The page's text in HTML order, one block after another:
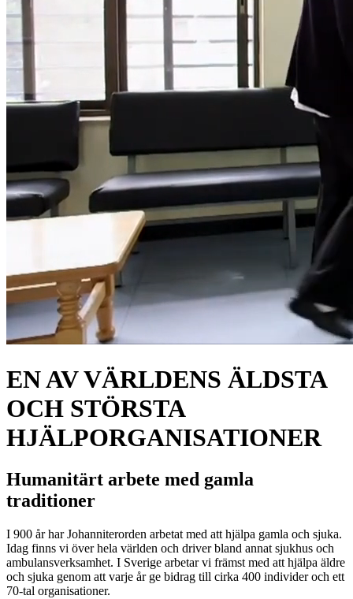
EN AV VÄRLDENS ÄLDSTA
OCH STÖRSTA
HJÄLPORGANISATIONER
Humanitärt arbete med gamla
traditioner
I 900 år har Johanniterorden arbetat med att hjälpa gamla och sjuka.
Idag finns vi över hela världen och driver bland annat sjukhus och
ambulansverksamhet. I Sverige arbetar vi främst med att hjälpa äldre
och sjuka genom att varje år ge bidrag till cirka 400 individer och ett
70-tal organisationer.